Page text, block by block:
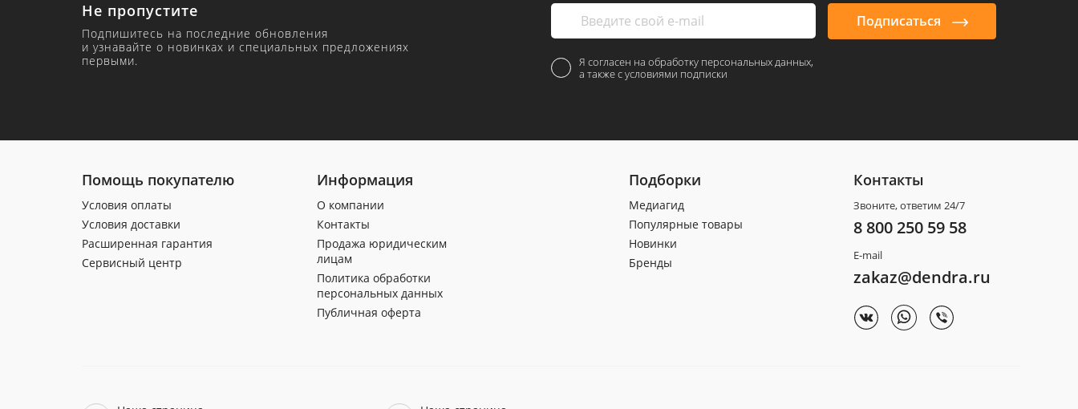
Не пропустите
Подпишитесь на последние обновления
и узнавайте о новинках и специальных предложениях
первыми.
Подписаться
Я согласен на обработку персональных данных,
а также с условиями подписки
Помощь покупателю
Условия оплаты
Условия доставки
Расширенная гарантия
Сервисный центр
Информация
О компании
Контакты
Продажа юридическим
лицам
Политика обработки
персональных данных
Публичная оферта
Подборки
Медиагид
Популярные товары
Новинки
Бренды
Контакты
Звоните, ответим 24/7
8 800 250 59 58
E-mail
zakaz@dendra.ru